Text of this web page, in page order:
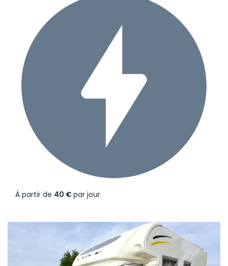
À partir de 40 €par jour